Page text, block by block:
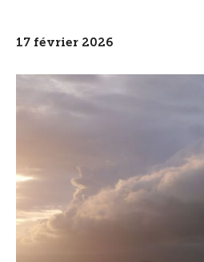
17 février 2026